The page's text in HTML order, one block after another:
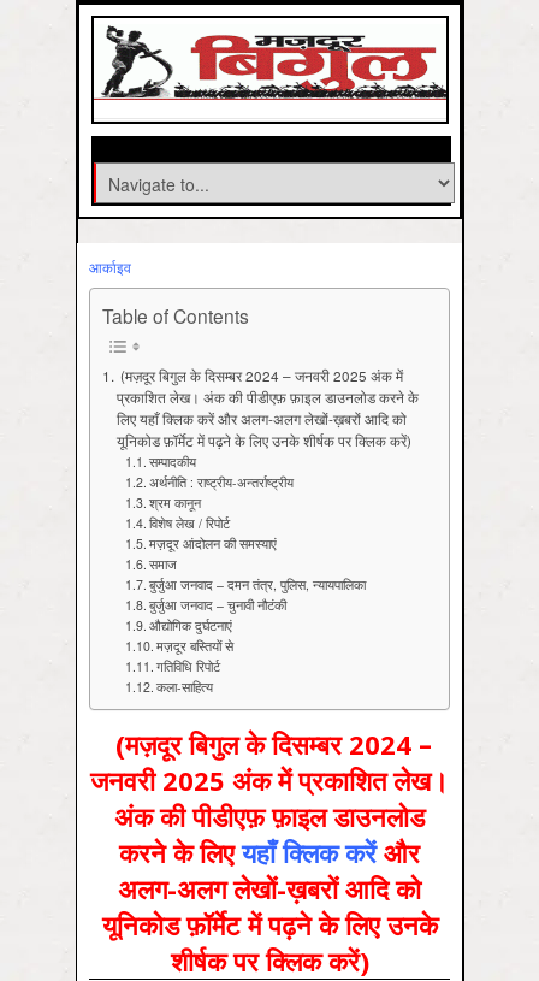
आर्काइव
Table of Contents
(मज़दूर बिगुल के दिसम्‍बर 2024 – जनवरी 2025 अंक में
प्रकाशित लेख। अंक की पीडीएफ़ फ़ाइल डाउनलोड करने के
लिए यहाँ क्लिक करें और अलग-अलग लेखों-ख़बरों आदि को
यूनिकोड फ़ॉर्मेट में पढ़ने के लिए उनके शीर्षक पर क्लिक करें)
सम्पादकीय
अर्थनीति : राष्ट्रीय-अन्तर्राष्ट्रीय
श्रम कानून
विशेष लेख / रिपोर्ट
मज़दूर आंदोलन की समस्याएं
समाज
बुर्जुआ जनवाद – दमन तंत्र, पुलिस, न्यायपालिका
बुर्जुआ जनवाद – चुनावी नौटंकी
औद्योगिक दुर्घटनाएं
मज़दूर बस्तियों से
गतिविधि रिपोर्ट
कला-साहित्य
(मज़दूर बिगुल के दिसम्‍बर 2024 –
जनवरी 2025 अंक में प्रकाशित लेख।
अंक की पीडीएफ़ फ़ाइल डाउनलोड
करने के लिएयहाँ क्लिक करेंऔर
अलग-अलग लेखों-ख़बरों आदि को
यूनिकोड फ़ॉर्मेट में पढ़ने के लिए उनके
शीर्षक पर क्लिक करें)